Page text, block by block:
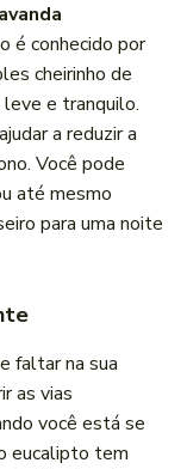
é conhecido por
cheirinho de
e tranquilo.
a reduzir a
Você pode
até mesmo
para uma noite
faltar na sua
as vias
você está se
eucalipto tem